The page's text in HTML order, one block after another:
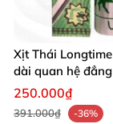
Xịt Thái
dài quan hệ
cuộc yêu
250.000₫
391.000₫
-36%